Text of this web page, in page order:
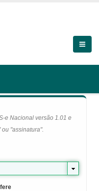
e Nacional versão 1.01 e
"assinatura".